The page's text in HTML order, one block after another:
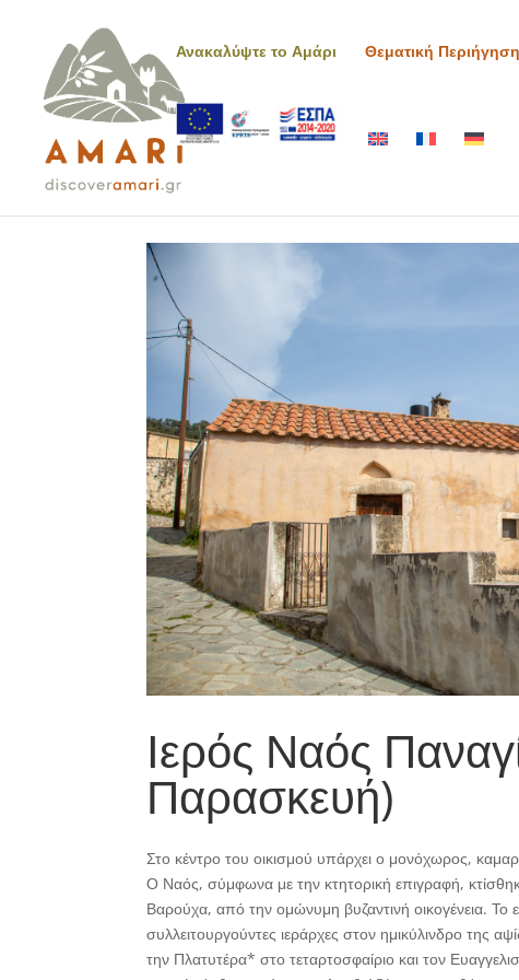
Ανακαλύψτε το Αμάρι Θεματική Περιήγηση
Ιερός Ναός
Παρασκευή)
Στο κέντρο του οικισμού υπάρχει ο μονόχωρος,
Ο Ναός, σύμφωνα με την κτητορική επιγραφή,
Βαρούχα, από την ομώνυμη βυζαντινή οικογένεια. Το
συλλειτουργούντες ιεράρχες στον ημικύλινδρο της
την Πλατυτέρα* στο τεταρτοσφαίριο και τον